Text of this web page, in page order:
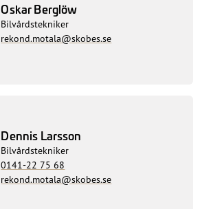
Oskar Berglöw
Bilvårdstekniker
rekond.motala@skobes.se
Dennis Larsson
Bilvårdstekniker
0141-22 75 68
rekond.motala@skobes.se